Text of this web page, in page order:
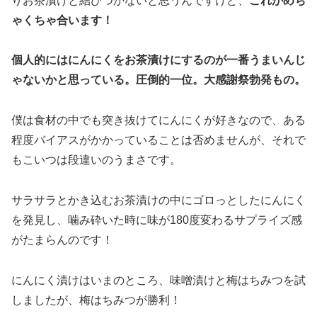
ゃくちゃ合います！
個人的にはにんにくをお茶漬けにするのが一番うまいんじ
ゃないかと思っている。圧倒的一位。大感謝祭勃発もの。
僕は食材の中でも突き抜けてにんにくが好きなので、ある
程度バイアスがかかっていることは否めませんが、それで
もこいつは段違いのうまさです。
サラサラとかき込むお茶漬けの中にゴロっとしたにんにく
を発見し、噛み砕いた時に味が180度変わるサプライズ感
がたまらんのです！
にんにく漬けはいまのところ、味噌漬けと梅はちみつを試
しましたが、梅はちみつが勝利！